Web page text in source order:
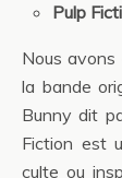
Pulp
Nous
la bande
Bunny dit
Fiction est
culte ou